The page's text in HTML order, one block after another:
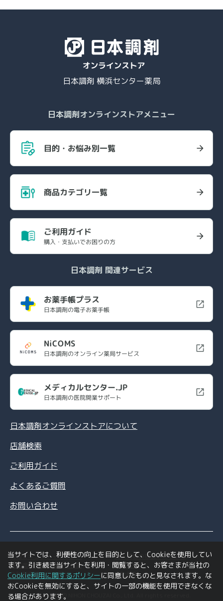
日本調剤 横浜センター薬局
日本調剤オンラインストアメニュー
目的・お悩み別一覧
商品カテゴリ一覧
ご利用ガイド
購入・支払いでお困りの方
日本調剤 関連サービス
お薬手帳プラス
日本調剤の電子お薬手帳
NiCOMS
日本調剤のオンライン薬局サービス
メディカルセンター.JP
日本調剤の医院開業サポート
日本調剤オンラインストアについて
店舗検索
ご利用ガイド
よくあるご質問
お問い合わせ
情報セキュリティポリシー
個人情報の取扱いについて
特定商取引法に基づく表記
利用規約
ご利用環境について
会社情報
Copyright © NIHON CHOUZAI Co., Ltd. All rights reserved.
当サイトでは、利便性の向上を目的として、Cookieを使用してい
ます。引き続き当サイトを利用・閲覧すると、お客さまが当社の
Cookie利用に関するポリシーに同意したものと見なされます。な
おCookieを無効にすると、サイトの一部の機能を使用できなくな
る場合があります。